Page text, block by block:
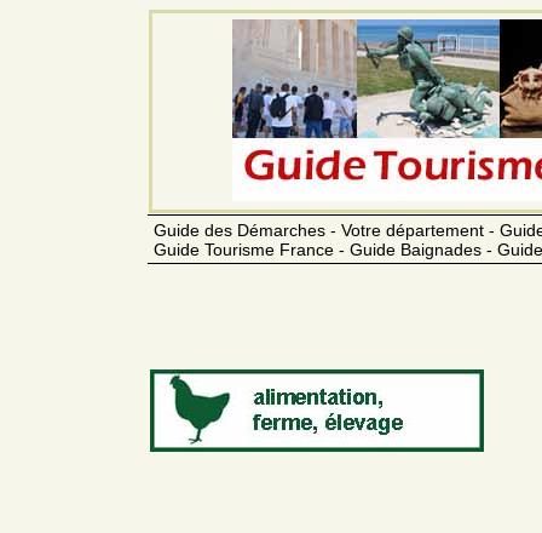
Guide des Démarches - Votre département -
Guide Tourisme France - Guide Baignades -